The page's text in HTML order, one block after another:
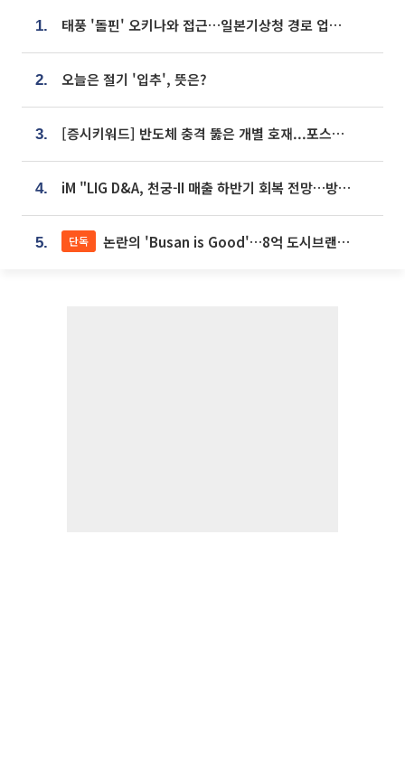
1. 태풍 '돌핀' 오키나와 접근…일본기상청 경로 업데이트
2. 오늘은 절기 '입추', 뜻은?
3. [증시키워드] 반도체 충격 뚫은 개별 호재...포스코퓨처엠·에코프로·한화솔루션 '눈길'
4. iM "LIG D&A, 천궁-II 매출 하반기 회복 전망…방산 톱픽 유지"
5. 단독 논란의 'Busan is Good'…8억 도시브랜드, 용산 대통령실 CI 업체가 수행